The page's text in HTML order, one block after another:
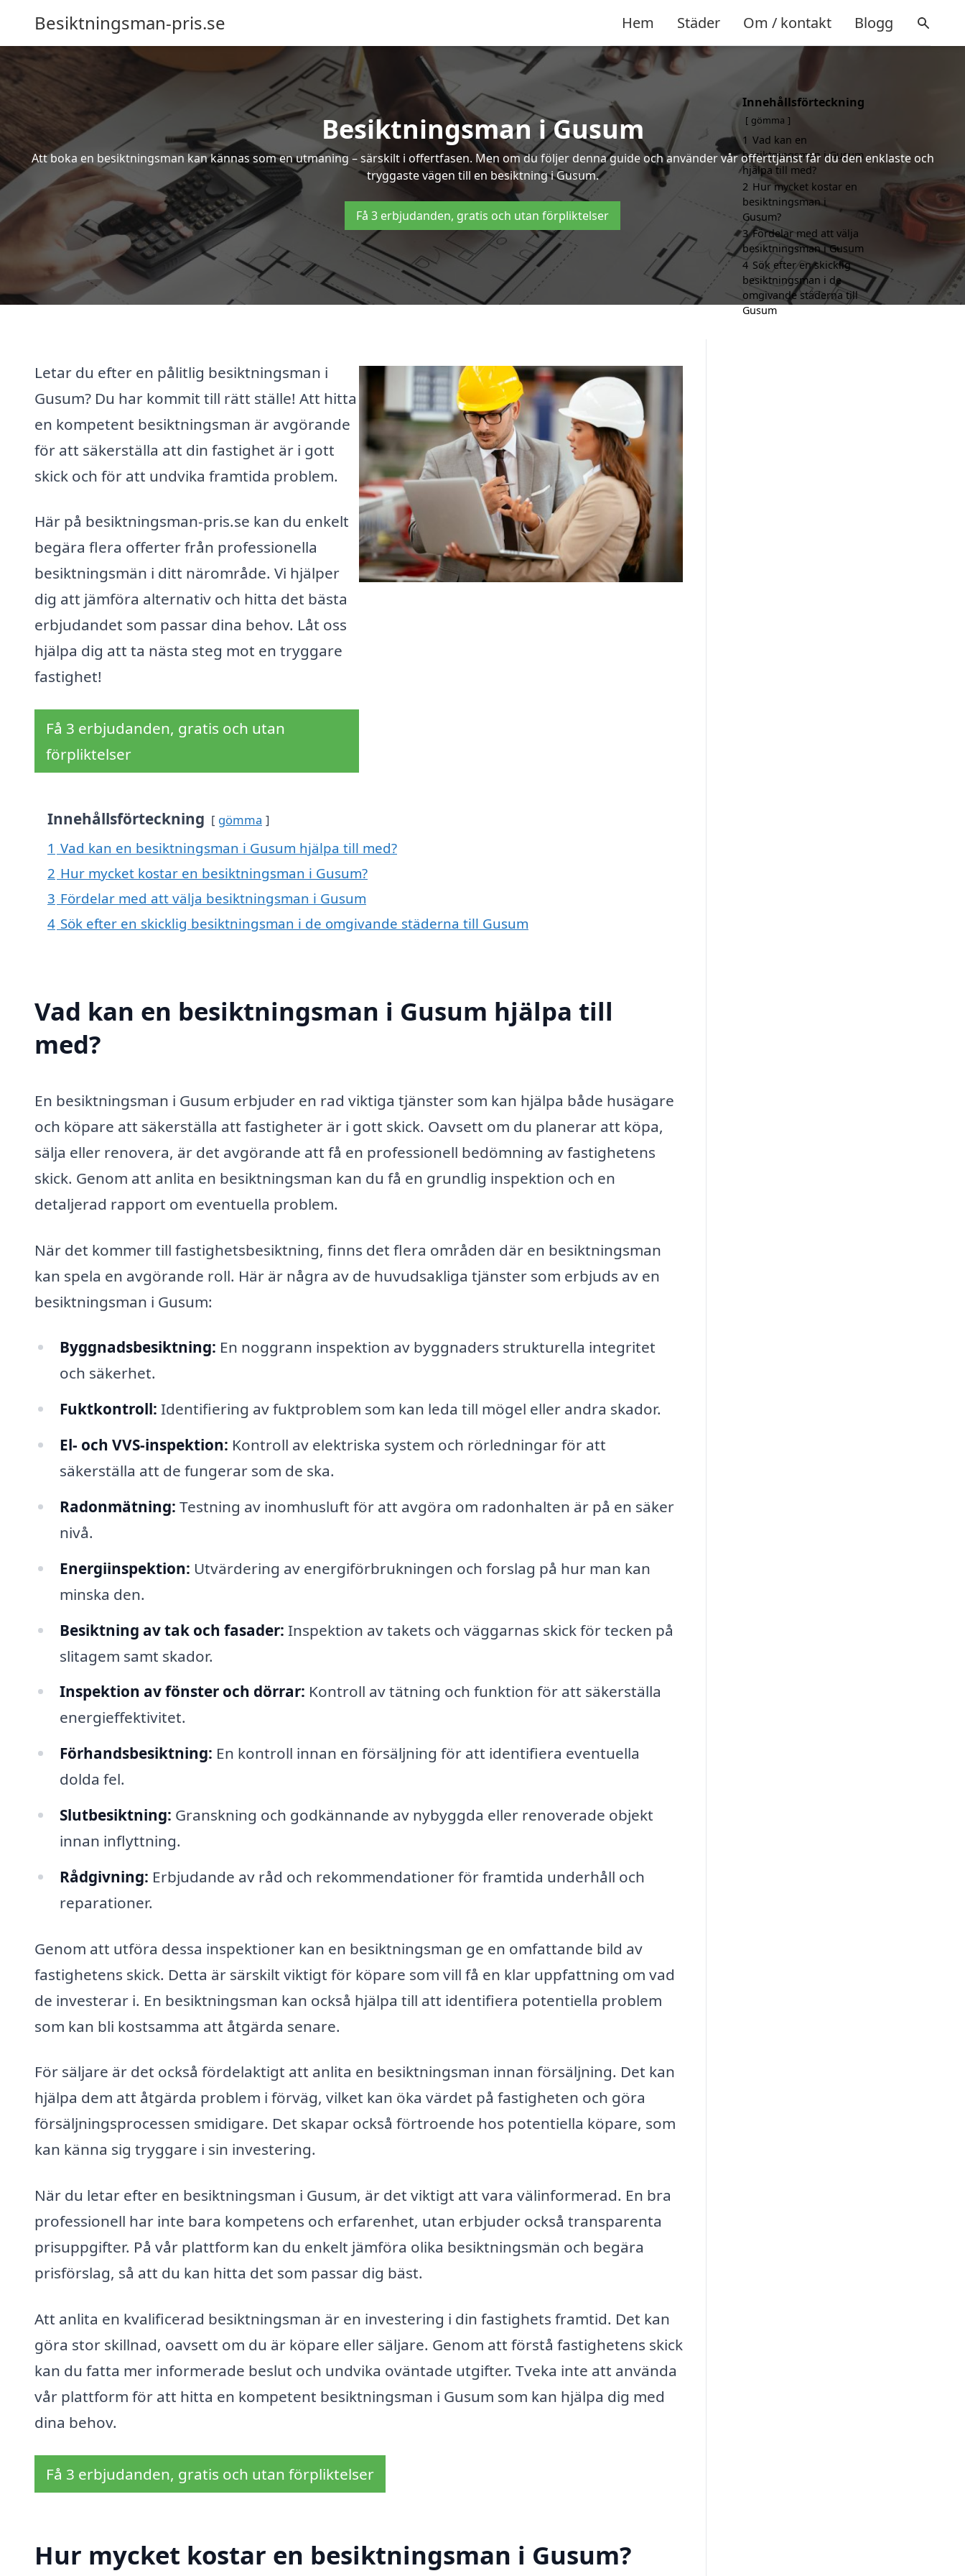
Besiktningsman-pris.se Hem Städer Om / kontakt Blogg
Besiktningsman i Gusum
Att boka en besiktningsman kan kännas som en utmaning – särskilt i offertfasen. Men om du följer denna guide och använder vår offerttjänst får du den enklaste och
tryggaste vägen till en besiktning i Gusum.
Få 3 erbjudanden, gratis och utan förpliktelser
Letar du efter en pålitlig besiktningsman i
Gusum? Du har kommit till rätt ställe! Att hitta
en kompetent besiktningsman är avgörande
för att säkerställa att din fastighet är i gott
skick och för att undvika framtida problem.
Här på besiktningsman-pris.se kan du enkelt
begära flera offerter från professionella
besiktningsmän i ditt närområde. Vi hjälper
dig att jämföra alternativ och hitta det bästa
erbjudandet som passar dina behov. Låt oss
hjälpa dig att ta nästa steg mot en tryggare
fastighet!
Få 3 erbjudanden, gratis och utan
förpliktelser
Innehållsförteckning gömma
1 Vad kan en besiktningsman i Gusum hjälpa till med?
2 Hur mycket kostar en besiktningsman i Gusum?
3 Fördelar med att välja besiktningsman i Gusum
4 Sök efter en skicklig besiktningsman i de omgivande städerna till Gusum
Vad kan en besiktningsman i Gusum hjälpa till
med?
En besiktningsman i Gusum erbjuder en rad viktiga tjänster som kan hjälpa både husägare
och köpare att säkerställa att fastigheter är i gott skick. Oavsett om du planerar att köpa,
sälja eller renovera, är det avgörande att få en professionell bedömning av fastighetens
skick. Genom att anlita en besiktningsman kan du få en grundlig inspektion och en
detaljerad rapport om eventuella problem.
När det kommer till fastighetsbesiktning, finns det flera områden där en besiktningsman
kan spela en avgörande roll. Här är några av de huvudsakliga tjänster som erbjuds av en
besiktningsman i Gusum:
Byggnadsbesiktning: En noggrann inspektion av byggnaders strukturella integritet
och säkerhet.
Fuktkontroll: Identifiering av fuktproblem som kan leda till mögel eller andra skador.
El- och VVS-inspektion: Kontroll av elektriska system och rörledningar för att
säkerställa att de fungerar som de ska.
Radonmätning: Testning av inomhusluft för att avgöra om radonhalten är på en säker
nivå.
Energiinspektion: Utvärdering av energiförbrukningen och forslag på hur man kan
minska den.
Besiktning av tak och fasader: Inspektion av takets och väggarnas skick för tecken på
slitagem samt skador.
Inspektion av fönster och dörrar: Kontroll av tätning och funktion för att säkerställa
energieffektivitet.
Förhandsbesiktning: En kontroll innan en försäljning för att identifiera eventuella
dolda fel.
Slutbesiktning: Granskning och godkännande av nybyggda eller renoverade objekt
innan inflyttning.
Rådgivning: Erbjudande av råd och rekommendationer för framtida underhåll och
reparationer.
Genom att utföra dessa inspektioner kan en besiktningsman ge en omfattande bild av
fastighetens skick. Detta är särskilt viktigt för köpare som vill få en klar uppfattning om vad
de investerar i. En besiktningsman kan också hjälpa till att identifiera potentiella problem
som kan bli kostsamma att åtgärda senare.
För säljare är det också fördelaktigt att anlita en besiktningsman innan försäljning. Det kan
hjälpa dem att åtgärda problem i förväg, vilket kan öka värdet på fastigheten och göra
försäljningsprocessen smidigare. Det skapar också förtroende hos potentiella köpare, som
kan känna sig tryggare i sin investering.
När du letar efter en besiktningsman i Gusum, är det viktigt att vara välinformerad. En bra
professionell har inte bara kompetens och erfarenhet, utan erbjuder också transparenta
prisuppgifter. På vår plattform kan du enkelt jämföra olika besiktningsmän och begära
prisförslag, så att du kan hitta det som passar dig bäst.
Att anlita en kvalificerad besiktningsman är en investering i din fastighets framtid. Det kan
göra stor skillnad, oavsett om du är köpare eller säljare. Genom att förstå fastighetens skick
kan du fatta mer informerade beslut och undvika oväntade utgifter. Tveka inte att använda
vår plattform för att hitta en kompetent besiktningsman i Gusum som kan hjälpa dig med
dina behov.
Få 3 erbjudanden, gratis och utan förpliktelser
Hur mycket kostar en besiktningsman i Gusum?
Innehållsförteckning
gömma
1 Vad kan en
besiktningsman i Gusum
hjälpa till med?
2 Hur mycket kostar en
besiktningsman i
Gusum?
3 Fördelar med att välja
besiktningsman i Gusum
4 Sök efter en skicklig
besiktningsman i de
omgivande städerna till
Gusum